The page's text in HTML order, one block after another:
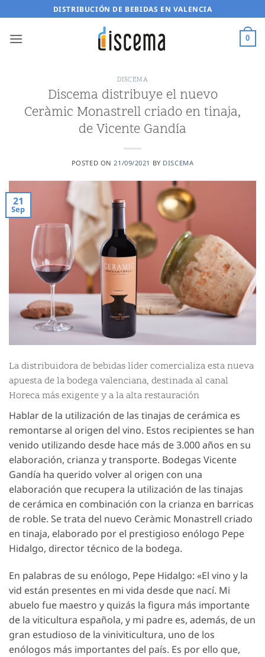
al
contenido
DISTRIBUCIÓN DE BEBIDAS EN VALENCIA
0
DISCEMA
Discema distribuye el nuevo
Ceràmic Monastrell criado en tinaja,
de Vicente Gandía
POSTED ON 21/09/2021 BY DISCEMA
21
Sep
La distribuidora de bebidas líder comercializa esta nueva
apuesta de la bodega valenciana, destinada al canal
Horeca más exigente y a la alta restauración
Hablar de la utilización de las tinajas de cerámica es
remontarse al origen del vino. Estos recipientes se han
venido utilizando desde hace más de 3.000 años en su
elaboración, crianza y transporte. Bodegas Vicente
Gandía ha querido volver al origen con una
elaboración que recupera la utilización de las tinajas
de cerámica en combinación con la crianza en barricas
de roble. Se trata del nuevo Ceràmic Monastrell criado
en tinaja, elaborado por el prestigioso enólogo Pepe
Hidalgo, director técnico de la bodega.
En palabras de su enólogo, Pepe Hidalgo: «El vino y la
vid están presentes en mi vida desde que nací. Mi
abuelo fue maestro y quizás la figura más importante
de la viticultura española, y mi padre es, además, de un
gran estudioso de la viniviticultura, uno de los
enólogos más importantes del país. Es por ello que,